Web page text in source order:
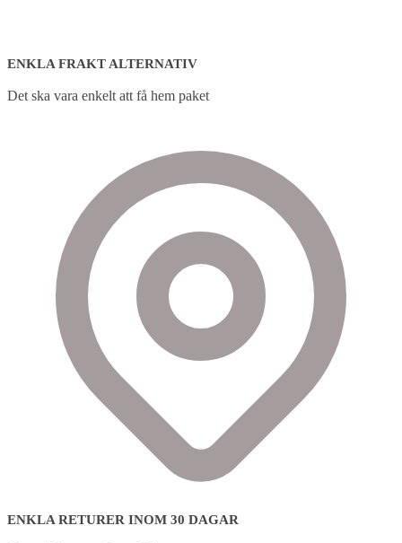
ENKLA FRAKT ALTERNATIV
Det ska vara enkelt att få hem paket
ENKLA RETURER INOM 30 DAGAR